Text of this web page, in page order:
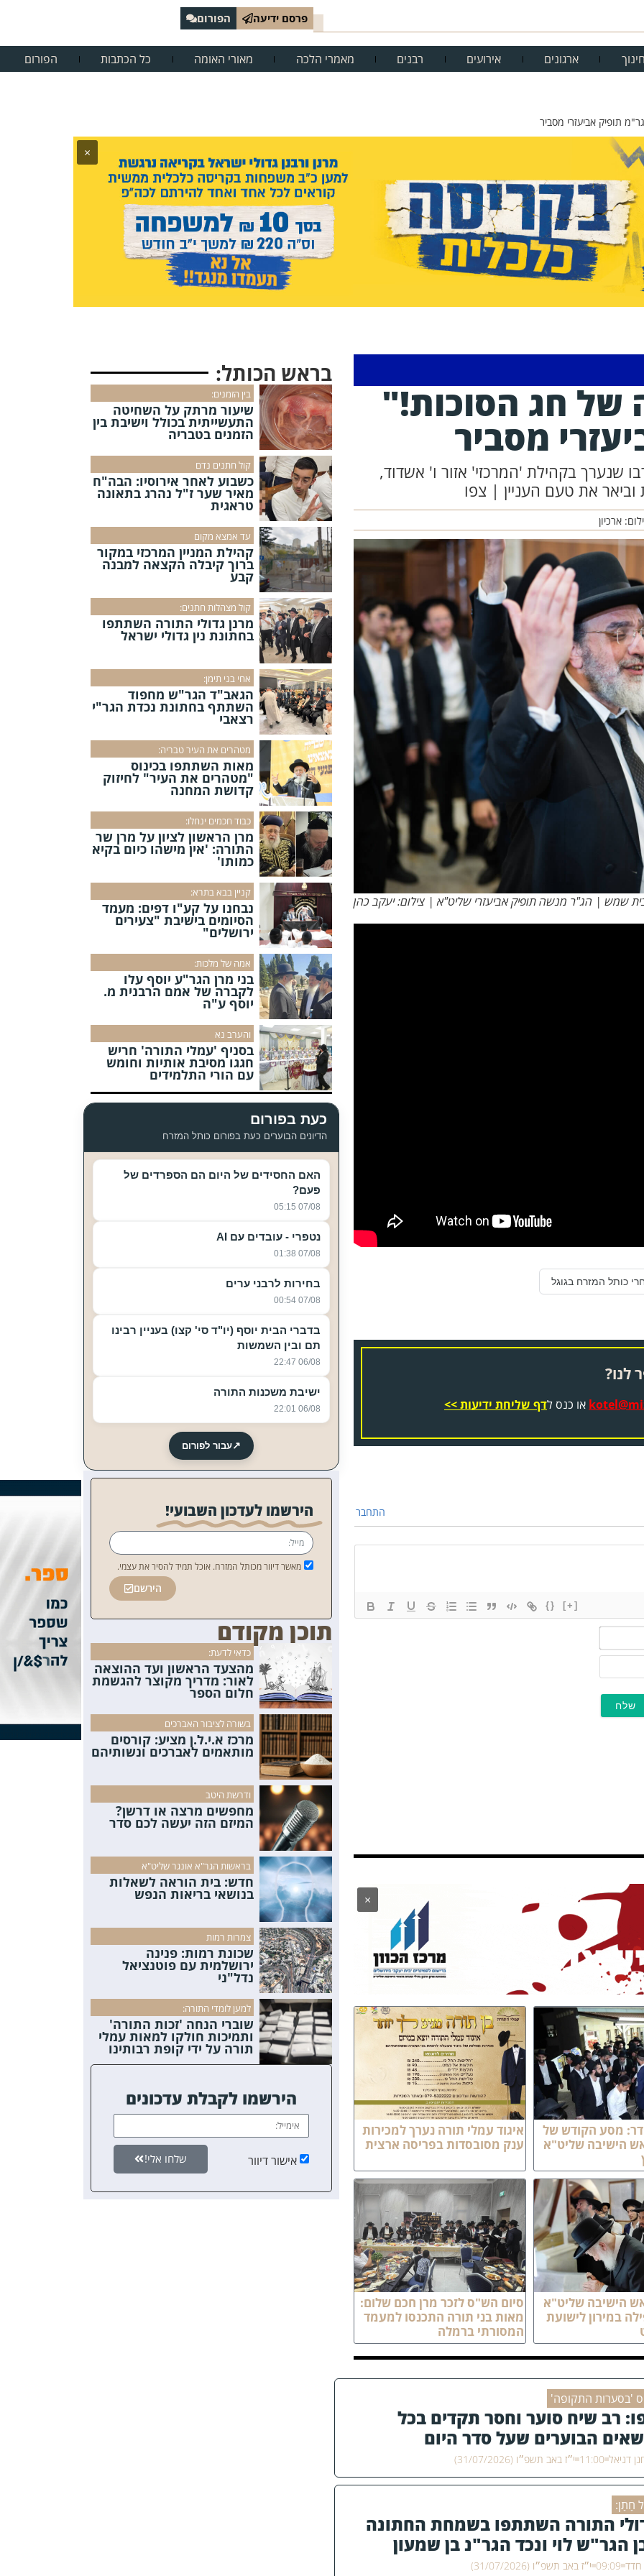
פרסם ידיעה הפורום
חינוך ארגונים אירועים רבנים מאמרי הלכה מאורי האומה כל הכתבות הפורום
תופיק אביעזרי מסביר
×
של חג הסוכות!"
מסביר
בקהילת 'המרכזי' אזור ו' אשדוד,
את טעם העניין | צפו
ארכיון
שמש | הג"ר מנשה תופיק אביעזרי שליט"א | צילום: יעקב כהן
כותל המזרח בגוגל
לנו?
או כנס לדף שליחת ידיעות >>
התחבר
{} [+]
×
מסע הקודש של
הישיבה שליט"א
איגוד עמלי תורה נערך למכירות
ענק מסובסדות בפריסה ארצית
הישיבה שליט"א
במירון לישועת
סיום הש"ס לזכר מרן חכם שלום:
מאות בני תורה התכנסו למעמד
המסורתי ברמלה
'בסערות התקופה'
רב שיח סוער וחסר תקדים בכל
הבוערים שעל סדר היום
דניאל 11:00 י״ז באב תשפ״ו (31/07/2026)
חָתָן:
התורה השתתפו בשמחת החתונה
הגר"ש לוי ונכד הגר"נ בן שמעון
חדד 09:09 י״ז באב תשפ״ו (31/07/2026)
בראש הכותל:
בין הזמנים:
שיעור מרתק על השחיטה
התעשייתית בכולל וישיבת בין
הזמנים בטבריה
קול חתנים נדם
כשבוע לאחר אירוסיו: הבה"ח
מאיר שער ז"ל נהרג בתאונה
טראגית
עד אמצא מקום
קהילת המניין המרכזי במקור
ברוך קיבלה הקצאה למבנה
קבע
קול מצהלות חתנים:
מרנן גדולי התורה השתתפו
בחתונת נין גדולי ישראל
אחי בני תימן:
הגאב"ד הגר"ש מחפוד
השתתף בחתונת נכדת הגר"י
רצאבי
מטהרים את העיר טבריה:
מאות השתתפו בכינוס
"מטהרים את העיר" לחיזוק
קדושת המחנה
כבוד חכמים ינחלו:
מרן הראשון לציון על מרן שר
התורה: 'אין מישהו כיום בקיא
כמותו'
קניין בבא בתרא:
נבחנו על קע"ו דפים: מעמד
הסיומים בישיבת "צעירים
ירושלים"
אמה של מלכות:
בני מרן הגר"ע יוסף עלו
לקברה של אמם הרבנית מ.
יוסף ע"ה
והערב נא
בסניף 'עמלי התורה' חריש
חגגו מסיבת אותיות וחומש
עם הורי התלמידים
כעת בפורום
הדיונים הבוערים כעת בפורום כותל המזרח
האם החסידים של היום הם הספרדים של
פעם?
07/08 05:15
נטפרי - עובדים עם AI
07/08 01:38
בחירות לרבני ערים
07/08 00:54
בדברי הבית יוסף (יו"ד סי' קצו) בעניין רבינו
תם ובין השמשות
06/08 22:47
ישיבת משכנות התורה
06/08 22:01
↗עבור לפורום
הירשמו לעדכון השבועי!
מאשר דיוור מכותל המזרח. אוכל תמיד להסיר את עצמי.
הירשם
תוכן מקודם
כדאי לדעת:
מהצעד הראשון ועד ההוצאה
לאור: מדריך מקוצר להגשמת
חלום הספר
בשורה לציבור האברכים
מרכז א.י.ל.ן מציע: קורסים
מותאמים לאברכים ונשותיהם
ודרשת היטב
מחפשים מרצה או דרשן?
המיזם הזה יעשה לכם סדר
בראשות הגר"א אונגר שליט"א
חדש: בית הוראה לשאלות
בנושאי בריאות הנפש
צמרות רמות
שכונת רמות: פנינה
ירושלמית עם פוטנציאל
נדל"ני
למען לומדי התורה:
שוברי הנחה 'זכות התורה'
ותמיכות חולקו למאות עמלי
תורה על ידי קופת רבותינו
הירשמו לקבלת עדכונים
אישור דיוור שלחו אלי!